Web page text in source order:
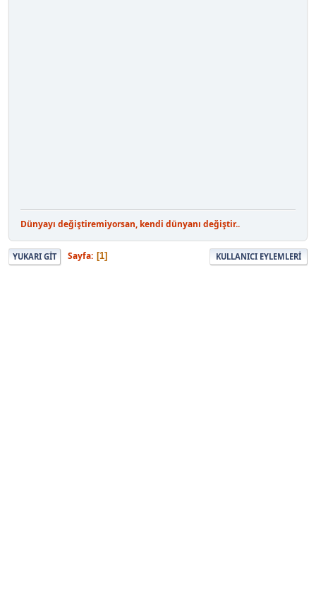
Dünyayı değiştiremiyorsan, kendi dünyanı değiştir..
YUKARI GIT Sayfa 1 KULLANICI EYLEMLERI